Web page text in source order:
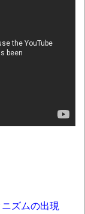
中止を発
整理なし・
いたくなか
シ発見
ム協会がゲー
ズムの出現